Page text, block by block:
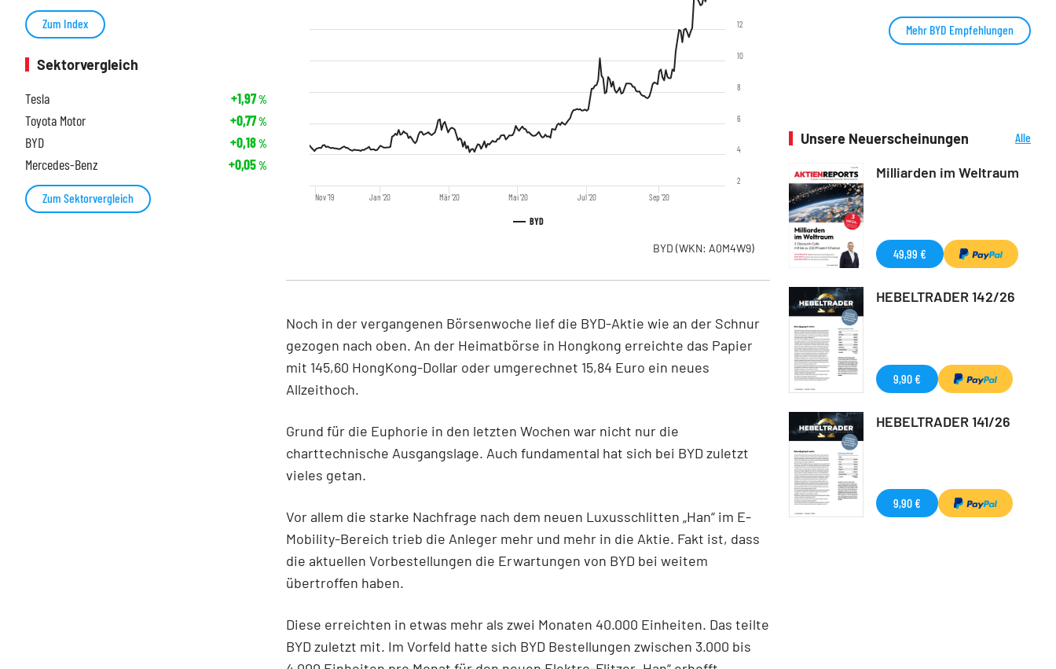
BYD
Nov '19 Jan '20 Mär '20 Mai '20 Jul '20 Sep '20
2
4
6
8
10
12
BYD (WKN: A0M4W9)
Noch in der vergangenen Börsenwoche lief die BYD-Aktie wie an der Schnur
gezogen nach oben. An der Heimatbörse in Hongkong erreichte das Papier
mit 145,60 HongKong-Dollar oder umgerechnet 15,84 Euro ein neues
Allzeithoch.
Grund für die Euphorie in den letzten Wochen war nicht nur die
charttechnische Ausgangslage. Auch fundamental hat sich bei BYD zuletzt
vieles getan.
Vor allem die starke Nachfrage nach dem neuen Luxusschlitten „Han“ im E-
Mobility-Bereich trieb die Anleger mehr und mehr in die Aktie. Fakt ist, dass
die aktuellen Vorbestellungen die Erwartungen von BYD bei weitem
übertroffen haben.
Diese erreichten in etwas mehr als zwei Monaten 40.000 Einheiten. Das teilte
BYD zuletzt mit. Im Vorfeld hatte sich BYD Bestellungen zwischen 3.000 bis
Zum Index
Sektorvergleich
Tesla
+1,97%
Toyota Motor +0,77%
BYD +0,18%
Mercedes-Benz +0,05%
Zum Sektorvergleich
Mehr BYD Empfehlungen
Unsere Neuerscheinungen
Alle
Milliarden im Weltraum
49,99 €
HEBELTRADER 142/26
9,90 €
HEBELTRADER 141/26
9,90 €